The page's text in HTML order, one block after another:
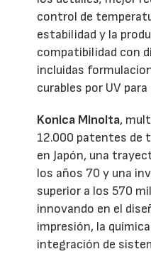
control de
estabilidad y la
compatibilidad con
incluidas
curables por UV
Konica Minolta,
12.000 patentes de
en Japón, una
los años 70 y una
superior a los 570
innovando en el
impresión, la
integración de